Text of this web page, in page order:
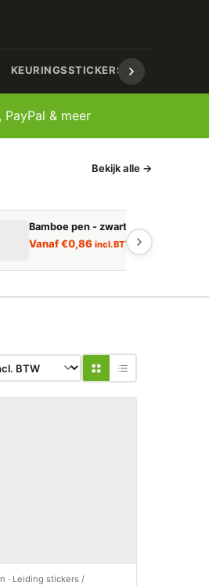
KEURINGSSTICKERS 17
PayPal & meer
Bekijk alle →
Bamboe pen - zwart schrijvend
Vanaf€0,86 incl. BTW
· Leiding stickers /